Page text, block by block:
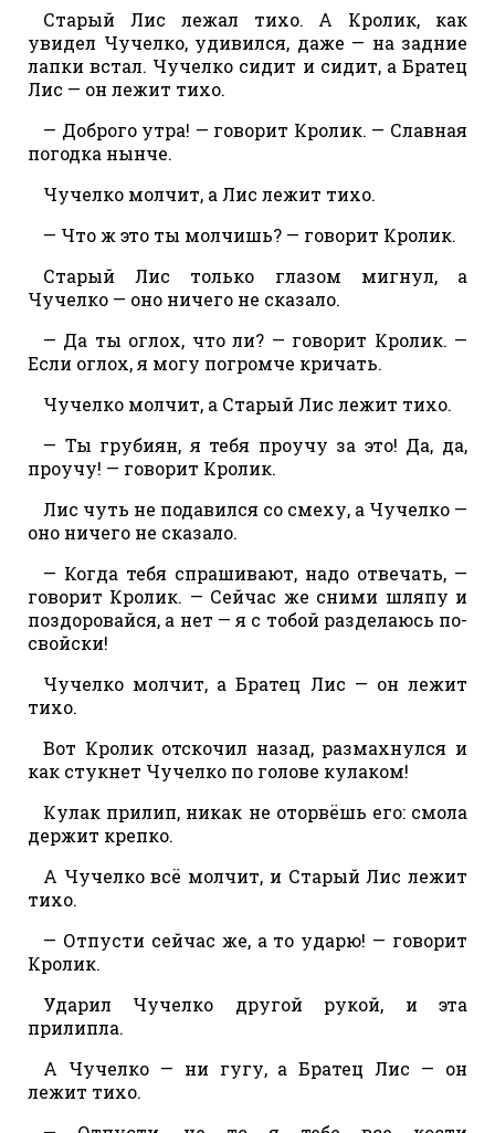
Старый Лис лежал тихо. А Кролик, как
увидел Чучелко, удивился, даже — на задние
лапки встал. Чучелко сидит и сидит, а Братец
Лис — он лежит тихо.
— Доброго утра! — говорит Кролик. — Славная
погодка нынче.
Чучелко молчит, а Лис лежит тихо.
— Что ж это ты молчишь? — говорит Кролик.
Старый Лис только глазом мигнул, а
Чучелко — оно ничего не сказало.
— Да ты оглох, что ли? — говорит Кролик. —
Если оглох, я могу погромче кричать.
Чучелко молчит, а Старый Лис лежит тихо.
— Ты грубиян, я тебя проучу за это! Да, да,
проучу! — говорит Кролик.
Лис чуть не подавился со смеху, а Чучелко —
оно ничего не сказало.
— Когда тебя спрашивают, надо отвечать, —
говорит Кролик. — Сейчас же сними шляпу и
поздоровайся, а нет — я с тобой разделаюсь по-
свойски!
Чучелко молчит, а Братец Лис — он лежит
тихо.
Вот Кролик отскочил назад, размахнулся и
как стукнет Чучелко по голове кулаком!
Кулак прилип, никак не оторвёшь его: смола
держит крепко.
А Чучелко всё молчит, и Старый Лис лежит
тихо.
— Отпусти сейчас же, а то ударю! — говорит
Кролик.
Ударил Чучелко другой рукой, и эта
прилипла.
А Чучелко — ни гугу, а Братец Лис — он
лежит тихо.